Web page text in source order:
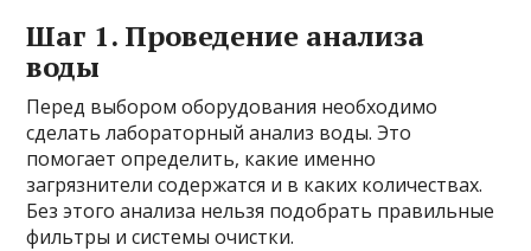
Шаг 1. Проведение анализа
воды
Перед выбором оборудования необходимо
сделать лабораторный анализ воды. Это
помогает определить, какие именно
загрязнители содержатся и в каких количествах.
Без этого анализа нельзя подобрать правильные
фильтры и системы очистки.